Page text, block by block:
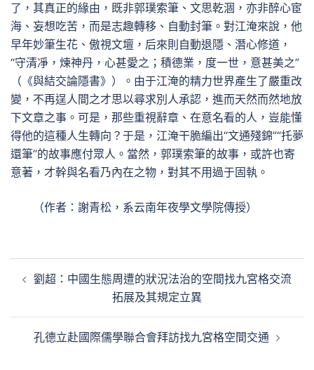
了，其真正的緣由，既非郭璞索筆、文思乾涸，亦非醉心宦
海、妄想吃苦，而是志趣轉移、自動封筆。對江淹來說，他
早年妙筆生花、傲視文壇，后來則自動退隱、潛心修道，
“守清凈，煉神丹，心甚愛之；積德業，度一世，意甚美之”
（《與結交論隱書》）。由于江淹的精力世界產生了嚴重改
變，不再逞人間之才思以尋求別人承認，進而天然而然地放
下文章之事。可是，那些重視辭章、在意名看的人，豈能懂
得他的這種人生轉向？于是，江淹干脆編出“文通殘錦”“托夢
還筆”的故事應付眾人。當然，郭璞索筆的故事，或許也寄
意著，才幹與名看乃內在之物，對其不用過于固執。
（作者：謝青松，系云南年夜學文學院傳授）
章 劉超：中國生態周遭的狀況法治的空間找九宮格交流
拓展及其規定立異
孔德立赴國際儒學聯合會拜訪找九宮格空間交通